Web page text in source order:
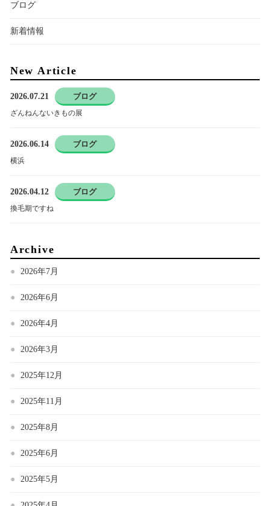
ブログ
新着情報
New Article
2026.07.21 ブログ
ざんねんないきもの展
2026.06.14 ブログ
横浜
2026.04.12 ブログ
換毛期ですね
Archive
2026年7月
2026年6月
2026年4月
2026年3月
2025年12月
2025年11月
2025年8月
2025年6月
2025年5月